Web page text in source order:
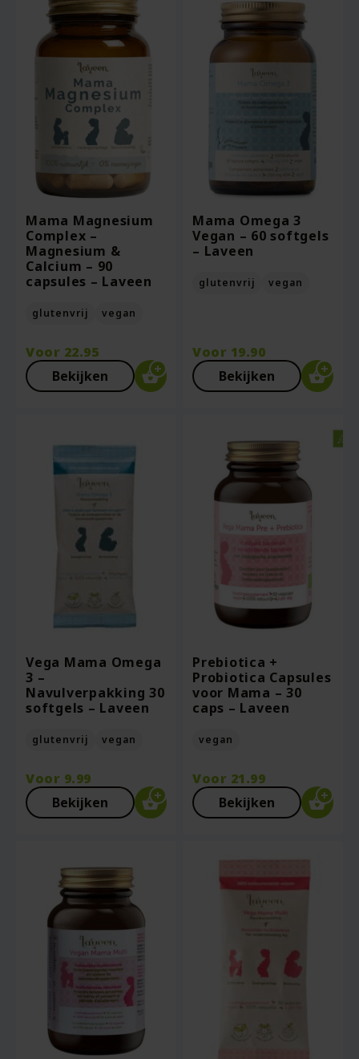
Mama Magnesium
Complex –
Magnesium &
Calcium – 90
capsules – Laveen
glutenvrij vegan
Voor 22.95
Bekijken
Mama Omega 3
Vegan – 60 softgels
– Laveen
glutenvrij vegan
Voor 19.90
Bekijken
Vega Mama Omega
3 –
Navulverpakking 30
softgels – Laveen
glutenvrij vegan
Voor 9.99
Bekijken
Prebiotica +
Probiotica Capsules
voor Mama – 30
caps – Laveen
vegan
Voor 21.99
Bekijken